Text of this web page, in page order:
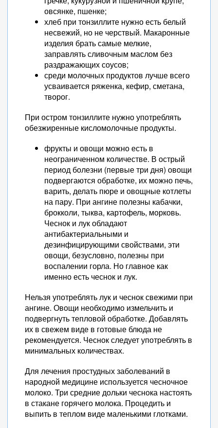
овсянке, пшенке;
хлеб при тонзиллите нужно есть белый
несвежий, но не черствый. Макаронные
изделия брать самые мелкие,
заправлять сливочным маслом без
раздражающих соусов;
среди молочных продуктов лучше всего
усваивается ряженка, кефир, сметана,
творог.
При остром тонзиллите нужно употреблять
обезжиренные кисломолочные продукты.
фрукты и овощи можно есть в
неограниченном количестве. В острый
период болезни (первые три дня) овощи
подвергаются обработке, их можно печь,
варить, делать пюре и овощные котлеты
на пару. При ангине полезны кабачки,
брокколи, тыква, картофель, морковь.
Чеснок и лук обладают
антибактериальными и
дезинфицирующими свойствами, эти
овощи, безусловно, полезны при
воспалении горла. Но главное как
именно есть чеснок и лук.
Нельзя употреблять лук и чеснок свежими при
ангине. Овощи необходимо измельчить и
подвергнуть тепловой обработке. Добавлять
их в свежем виде в готовые блюда не
рекомендуется. Чеснок следует употреблять в
минимальных количествах.
Для лечения простудных заболеваний в
народной медицине используется чесночное
молоко. Три средние дольки чеснока настоять
в стакане горячего молока. Процедить и
выпить в теплом виде маленькими глотками.